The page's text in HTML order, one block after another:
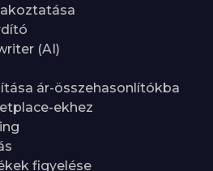
(AI)
ár-összehasonlítókba
ekhez
figyelése